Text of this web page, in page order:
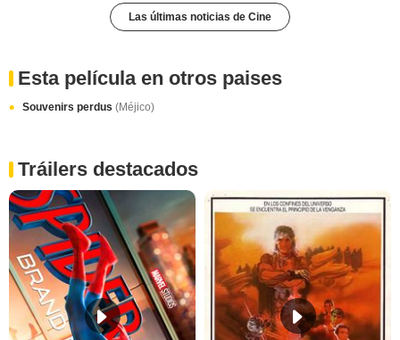
Las últimas noticias de Cine
Esta película en otros paises
Souvenirs perdus (Méjico)
Tráilers destacados